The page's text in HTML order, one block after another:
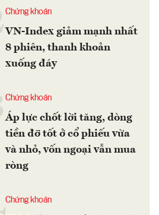
2Chứng khoán
VN-Index giảm mạnh nhất
8 phiên, thanh khoản
xuống đáy
Chứng khoán
Áp lực chốt lời tăng, dòng
tiền đỡ tốt ở cổ phiếu vừa
và nhỏ, vốn ngoại vẫn mua
ròng
Chứng khoán